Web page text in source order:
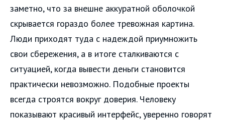
заметно, что за внешне аккуратной оболочкой
скрывается гораздо более тревожная картина.
Люди приходят туда с надеждой приумножить
свои сбережения, а в итоге сталкиваются с
ситуацией, когда вывести деньги становится
практически невозможно. Подобные проекты
всегда строятся вокруг доверия. Человеку
показывают красивый интерфейс, уверенно говорят